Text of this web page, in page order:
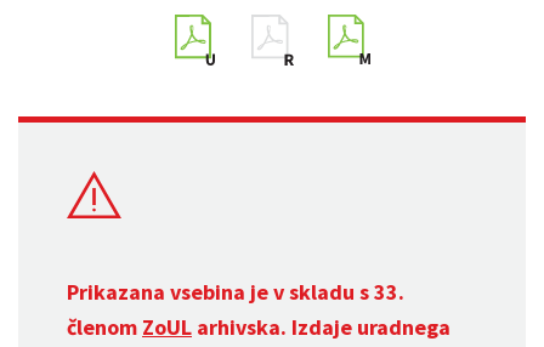
Prikazana vsebina je v skladu s 33.
členom ZoUL arhivska. Izdaje uradnega